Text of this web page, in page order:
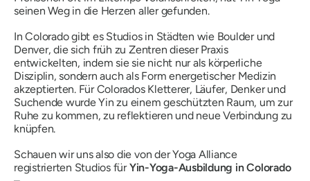
seinen Weg in die Herzen aller gefunden.
In Colorado gibt es Studios in Städten wie Boulder und
Denver, die sich früh zu Zentren dieser Praxis
entwickelten, indem sie sie nicht nur als körperliche
Disziplin, sondern auch als Form energetischer Medizin
akzeptierten. Für Colorados Kletterer, Läufer, Denker und
Suchende wurde Yin zu einem geschützten Raum, um zur
Ruhe zu kommen, zu reflektieren und neue Verbindung zu
knüpfen.
Schauen wir uns also die von der Yoga Alliance
registrierten Studios fürYin-Yoga-Ausbildung in Colorado